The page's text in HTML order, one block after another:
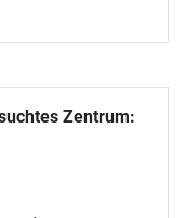
Zentrum: